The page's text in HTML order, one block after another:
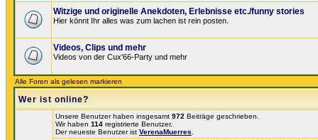
Witzige und originelle Anekdoten, Erlebnisse etc./funny stories
Hier könnt Ihr alles was zum lachen ist rein posten.
Videos, Clips und mehr
Videos von der Cux'66-Party und mehr
Alle Foren als gelesen markieren
Wer ist online?
Unsere Benutzer haben insgesamt 972 Beiträge geschrieben.
Wir haben 114 registrierte Benutzer.
Der neueste Benutzer ist VerenaMuerres